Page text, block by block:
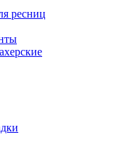
ресниц